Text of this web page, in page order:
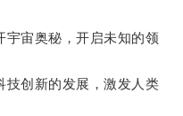
宙奥秘，开启未知的领
创新的发展，激发人类